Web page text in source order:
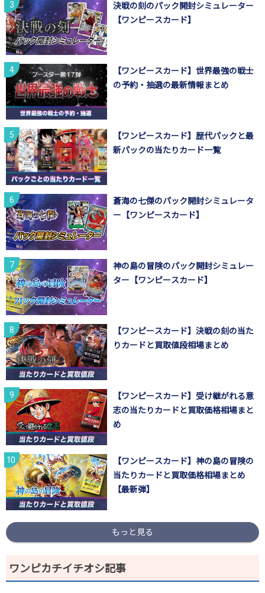
決戦の刻のパック開封シミュレーター
【ワンピースカード】
【ワンピースカード】世界最強の戦士
の予約・抽選の最新情報まとめ
【ワンピースカード】歴代パックと最
新パックの当たりカード一覧
蒼海の七傑のパック開封シミュレータ
ー【ワンピースカード】
神の島の冒険のパック開封シミュレー
ター【ワンピースカード】
【ワンピースカード】決戦の刻の当た
りカードと買取値段相場まとめ
【ワンピースカード】受け継がれる意
志の当たりカードと買取価格相場まと
め
【ワンピースカード】神の島の冒険の
当たりカードと買取価格相場まとめ
【最新弾】
もっと見る
ワンピカチイチオシ記事